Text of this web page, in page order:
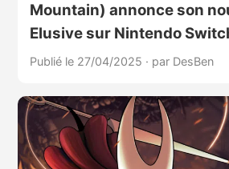
Mountain) annonce son
Elusive sur Nintendo
Publié le 27/04/2025 · par DesBen